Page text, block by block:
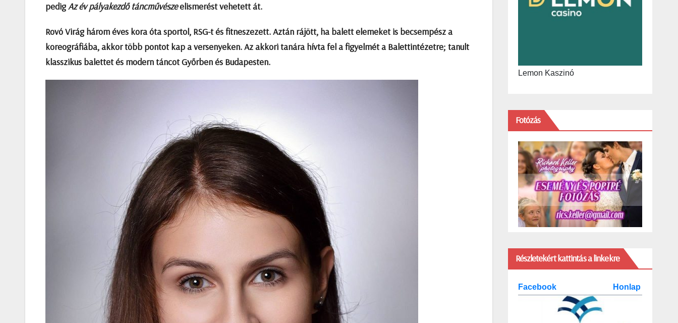
pedigAz év pályakezdő táncművészeelismerést vehetett át.
Rovó Virág három éves kora óta sportol, RSG-t és fitneszezett. Aztán rájött, ha balett elemeket is becsempész a
koreográfiába, akkor több pontot kap a versenyeken. Az akkori tanára hívta fel a figyelmét a Balettintézetre; tanult
klasszikus balettet és modern táncot Győrben és Budapesten.
Lemon Kaszinó
Fotózás
Részletekért kattintás a linkekre
Facebook Honlap